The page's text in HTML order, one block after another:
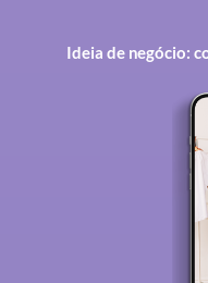
Ideia de negócio: